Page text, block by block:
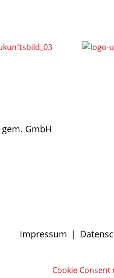
GmbH
Impressum |
Cookie Consent